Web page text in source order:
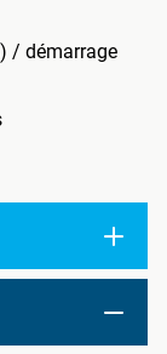
/ démarrage